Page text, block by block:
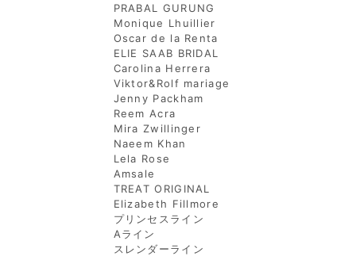
PRABAL GURUNG
Monique Lhuillier
Oscar de la Renta
ELIE SAAB BRIDAL
Carolina Herrera
Viktor&Rolf mariage
Jenny Packham
Reem Acra
Mira Zwillinger
Naeem Khan
Lela Rose
Amsale
TREAT ORIGINAL
Elizabeth Fillmore
プリンセスライン
Aライン
スレンダーライン